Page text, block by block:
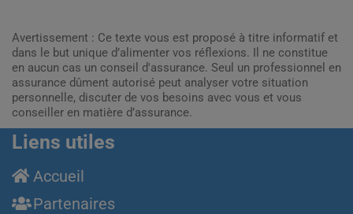
Avertissement : Ce texte vous est proposé à titre informatif et
dans le but unique d’alimenter vos réflexions. Il ne constitue
en aucun cas un conseil d'assurance. Seul un professionnel en
assurance dûment autorisé peut analyser votre situation
personnelle, discuter de vos besoins avec vous et vous
conseiller en matière d’assurance.
Liens utiles
Accueil
Partenaires